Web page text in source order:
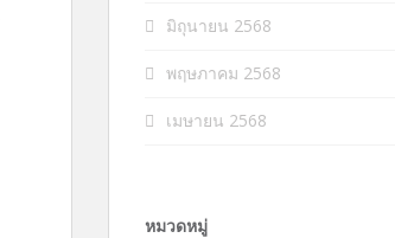
มิถุนายน 2568
พฤษภาคม 2568
เมษายน 2568
หมวดหมู่